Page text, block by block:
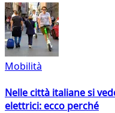
Mobilità
Nelle città italiane si
elettrici: ecco perché